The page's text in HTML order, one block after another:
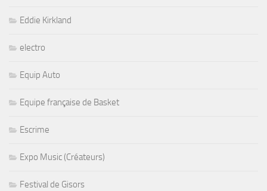
Eddie Kirkland
electro
Equip Auto
Equipe française de Basket
Escrime
Expo Music (Créateurs)
Festival de Gisors